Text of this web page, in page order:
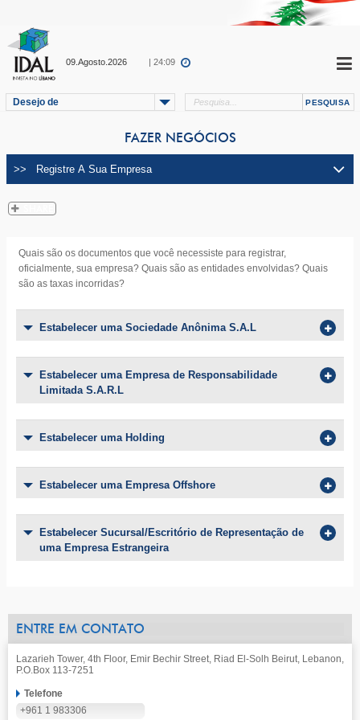
09.Agosto.2026 | 24:09
Desejo de
FAZER NEGÓCIOS
Quais são os documentos que você necessiste para registrar,
oficialmente, sua empresa? Quais são as entidades envolvidas? Quais
são as taxas incorridas?
Estabelecer uma Sociedade Anônima S.A.L
Estabelecer uma Empresa de Responsabilidade
Limitada S.A.R.L
Estabelecer uma Holding
Estabelecer uma Empresa Offshore
Estabelecer Sucursal/Escritório de Representação de
uma Empresa Estrangeira
ENTRE EM CONTATO
Lazarieh Tower, 4th Floor, Emir Bechir Street, Riad El-Solh Beirut, Lebanon,
P.O.Box 113-7251
Telefone
+961 1 983306